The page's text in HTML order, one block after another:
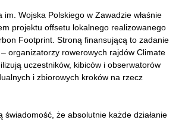
im. Wojska Polskiego w Zawadzie właśnie
projektu offsetu lokalnego realizowanego
Footprint. Stroną finansującą to zadanie
organizatorzy rowerowych rajdów Climate
uczestników, kibiców i obserwatorów
i zbiorowych kroków na rzecz
świadomość, że absolutnie każde działanie